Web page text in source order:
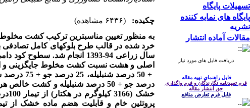
تسهیلات پایگاه
پایگاه های نمایه کننده
نشریه
مقالات آماده انتشار
دریافت فایل های مورد نیاز
فایل راهنمای تهیه مقاله
فرم تعهدنامه نگارندگان و فرم واگذاری
حق انتشار مقاله
فایل فرم تعارض منافع
چکیده:
(۶۴۳۶ مشاهده)
به منظور تعیین مناسب­ترین ترکیب کشت
خرد شده در قالب طرح بلوک­های کامل تصادفی
اصلی و هشت نسبت­ کشت مخلوط جایگزینی و افزایشی شامل 75 درصد جو + 25
درصد جو + 50 درصد شنبلیله و